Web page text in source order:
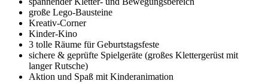
große Lego-Bausteine
Kreativ-Corner
Kinder-Kino
3 tolle Räume für Geburtstagsfeste
sichere & geprüfte Spielgeräte (großes Klettergerüst mit
langer Rutsche)
Aktion und Spaß mit Kinderanimation